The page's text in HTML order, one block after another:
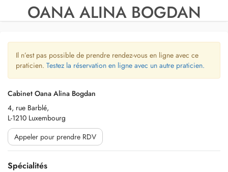
OANA ALINA BOGDAN
Il n’est pas possible de prendre rendez-vous en ligne avec ce
praticien. Testez la réservation en ligne avec un autre praticien.
Cabinet Oana Alina Bogdan
4, rue Barblé,
L-1210 Luxembourg
Appeler pour prendre RDV
Spécialités